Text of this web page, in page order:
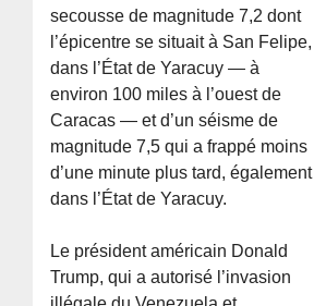
secousse de magnitude 7,2 dont
l’épicentre se situait à San Felipe,
dans l’État de Yaracuy — à
environ 100 miles à l’ouest de
Caracas — et d’un séisme de
magnitude 7,5 qui a frappé moins
d’une minute plus tard, également
dans l’État de Yaracuy.
Le président américain Donald
Trump, qui a autorisé l’invasion